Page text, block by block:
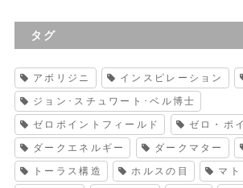
タグ
アボリジニ インスピレーション
ジョン･スチュワート･ベル博士
ゼロポイントフィールド ゼロ・ポ
ダークエネルギー ダークマター
トーラス構造 ホルスの目 マト